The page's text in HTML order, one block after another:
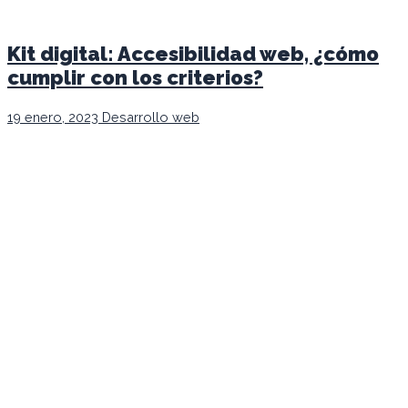
Kit digital: Accesibilidad web, ¿cómo
cumplir con los criterios?
19 enero, 2023 Desarrollo web